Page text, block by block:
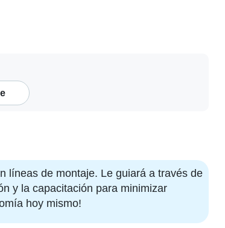
líneas de montaje. Le guiará a través de
y la capacitación para minimizar
hoy mismo!